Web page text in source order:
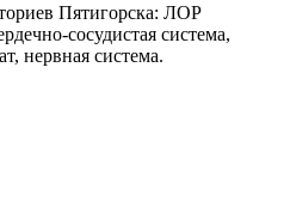
Пятигорска: ЛОР
сосудистая система,
нервная система.